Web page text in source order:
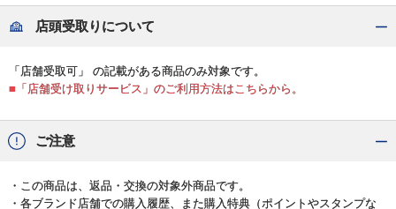
店頭受取りについて
「店舗受取可」 の記載がある商品のみ対象です。
■「店舗受け取りサービス」のご利用方法はこちらから。
ご注意
・この商品は、返品・交換の対象外商品です。
・各ブランド店舗での購入履歴、また購入特典（ポイントやスタンプな